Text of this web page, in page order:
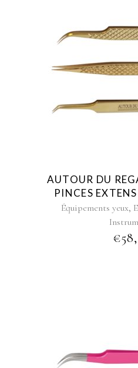
AUTOUR DU
PINCES
Équipements yeux,
€